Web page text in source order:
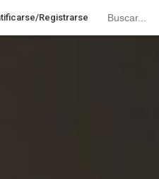
Registrarse